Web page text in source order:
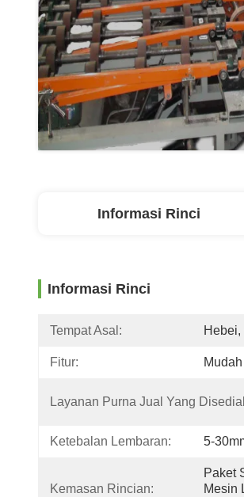
Informasi Rinci
Informasi Rinci
Tempat Asal:
Fitur:
Layanan Purna Jual Yang
Ketebalan Lembaran: 5-
Kemasan Rincian:
Paket
Mesin